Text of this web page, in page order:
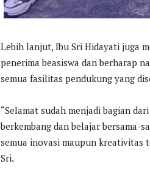
Lebih lanjut, Ibu Sri Hidayati juga
penerima beasiswa dan berharap
semua fasilitas pendukung yang
“Selamat sudah menjadi bagian
berkembang dan belajar bersama-
semua inovasi maupun kreativitas
Sri.